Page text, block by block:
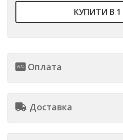
КУПИТИ В 1
Оплата
Доставка